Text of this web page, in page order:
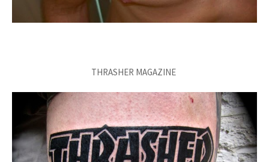
THRASHER MAGAZINE